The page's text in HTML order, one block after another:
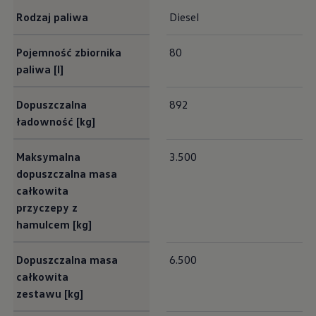
Amortyzatory
Rozrząd
Płyny eksploatacyjne
Ubezpieczenie opon
Akcesoria i gadżety Volkswagen
Gwarancja na nowe samochody
Gwarancja na części i akcesoria
Ważne informacje dla klientów
Karty ratownicze
Informacje o aktualnym statusie akcji
Rodzaj paliwa Diesel
Pojemność zbiornika
paliwa [l]
80
Dopuszczalna
ładowność [kg]
892
Maksymalna
dopuszczalna masa
całkowita
przyczepy z
hamulcem [kg]
3.500
Dopuszczalna masa
całkowita
zestawu [kg]
6.500